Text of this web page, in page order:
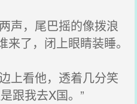
声，尾巴摇的像拨浪
了，闭上眼睛装睡。
上看他，透着几分笑
跟我去X国。”